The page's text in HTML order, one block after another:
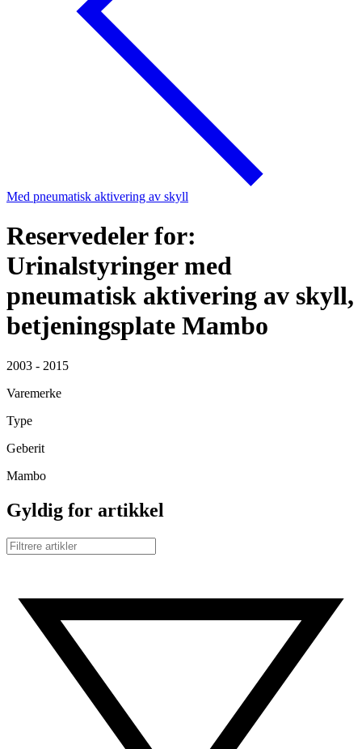
Med pneumatisk aktivering av skyll
Reservedeler for:
Urinalstyringer med
pneumatisk aktivering av skyll,
betjeningsplate Mambo
2003 - 2015
Varemerke
Type
Geberit
Mambo
Gyldig for artikkel